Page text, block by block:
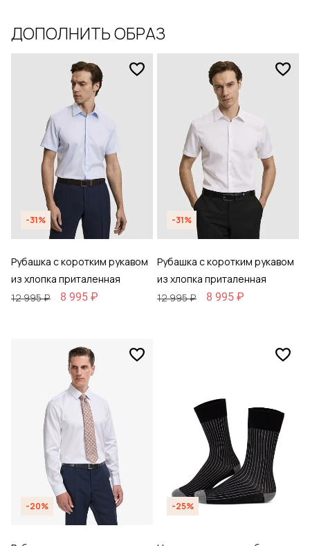
ДОПОЛНИТЬ ОБРАЗ
-31%
Рубашка с коротким рукавом
из хлопка приталенная
12 995 ₽
8 995 ₽
-31%
Рубашка с коротким рукавом
из хлопка приталенная
12 995 ₽
8 995 ₽
-20% -25%